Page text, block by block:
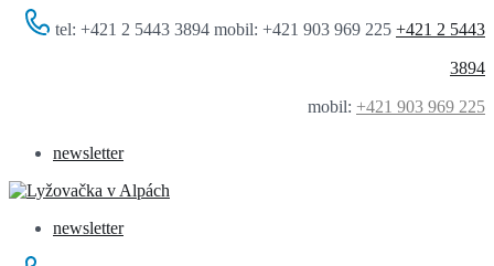
tel: +421 2 5443 3894 mobil: +421 903 969 225 +421 2 5443
3894
mobil: +421 903 969 225
newsletter
newsletter